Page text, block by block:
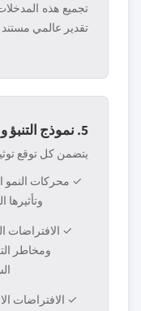
تجميع هذه
تقدير عالمي
5. نموذج التنبؤ والافتراضات الرئيسية
يتضمن كل توقع
✓ محركات النمو
✓ الافتراضات
ومخاطر
✓ الافتراضات